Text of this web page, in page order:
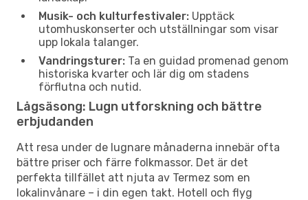
Musik- och kulturfestivaler: Upptäck
utomhuskonserter och utställningar som visar
upp lokala talanger.
Vandringsturer: Ta en guidad promenad genom
historiska kvarter och lär dig om stadens
förflutna och nutid.
Lågsäsong: Lugn utforskning och bättre
erbjudanden
Att resa under de lugnare månaderna innebär ofta
bättre priser och färre folkmassor. Det är det
perfekta tillfället att njuta av Termez som en
lokalinvånare – i din egen takt. Hotell och flyg